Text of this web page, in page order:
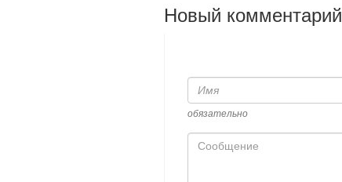
Новый комментарий
Имя
обязательно
Сообщение